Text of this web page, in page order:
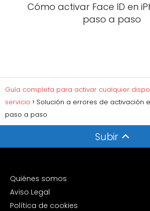
Cómo activar Face ID en
paso a paso
Guía completa para activar cualquier
servicio
Solución a errores de activación
paso a paso
Subir
Quiénes somos
Aviso Legal
Política de cookies